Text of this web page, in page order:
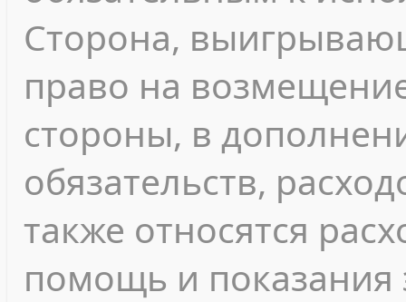
Сторона,
право на
стороны, в
обязательств,
также относятся
помощь и показания